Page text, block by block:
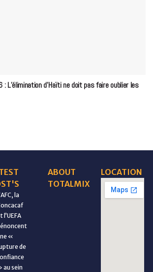
: L’élimination d’Haïti ne doit pas faire oublier les
la
l’UEFA
«
de
au sein
ABOUT
TOTALMIX
LOCATION